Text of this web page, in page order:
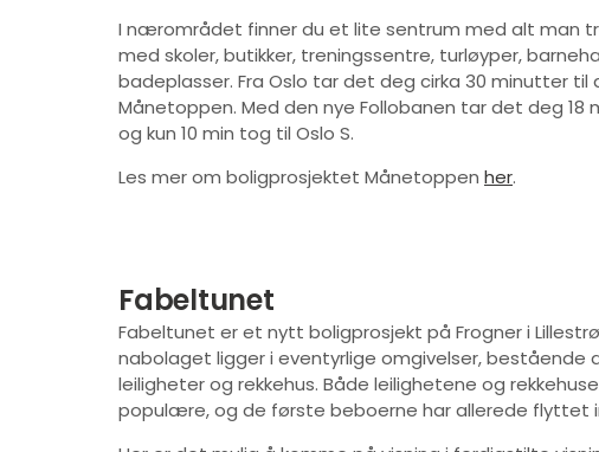
I nærområdet finner du et lite sentrum med alt man
med skoler, butikker, treningssentre, turløyper,
badeplasser. Fra Oslo tar det deg cirka 30 minutter til
Månetoppen. Med den nye Follobanen tar det deg 18
og kun 10 min tog til Oslo S.
Les mer om boligprosjektet Månetoppen her.
Fabeltunet
Fabeltunet er et nytt boligprosjekt på Frogner i
nabolaget ligger i eventyrlige omgivelser, bestående
leiligheter og rekkehus. Både leilighetene og
populære, og de første beboerne har allerede flyttet